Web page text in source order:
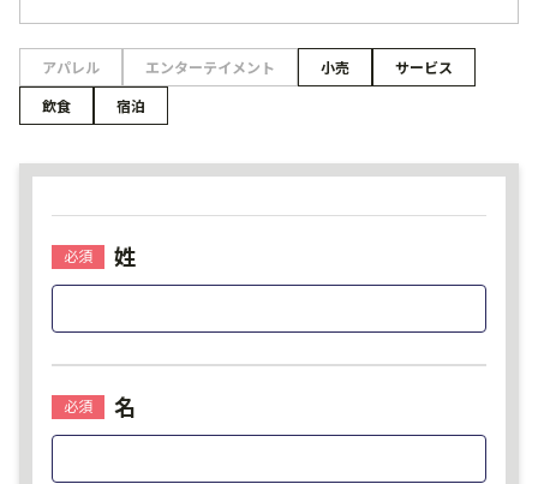
アパレル エンターテイメント 小売
サービス
飲食
宿泊